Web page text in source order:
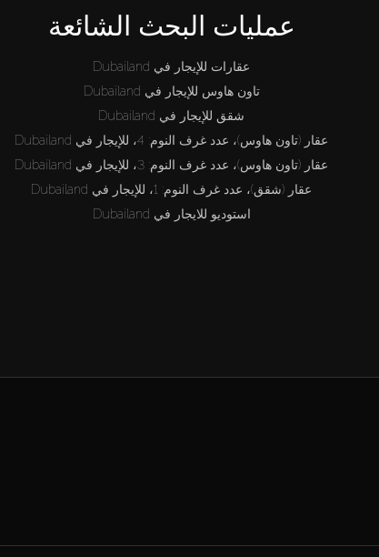
عمليات البحث الشائعة
عقارات للإيجار في Dubailand
تاون هاوس للإيجار في Dubailand
شقق للإيجار في Dubailand
عقار (تاون هاوس)، عدد غرف النوم: 4، للإيجار في Dubailand
عقار (تاون هاوس)، عدد غرف النوم: 3، للإيجار في Dubailand
عقار (شقق)، عدد غرف النوم: 1، للإيجار في Dubailand
استوديو للايجار في Dubailand